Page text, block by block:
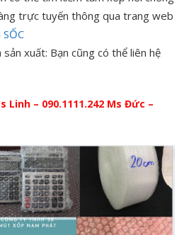
trực tuyến thông qua trang web
xuất: Bạn cũng có thể liên hệ
Linh – 090.1111.242 Ms Đức –